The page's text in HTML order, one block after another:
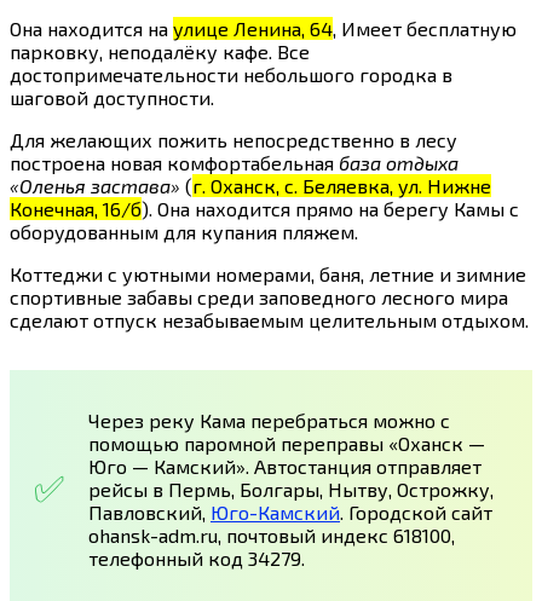
Она находится на улице Ленина, 64, Имеет бесплатную
парковку, неподалёку кафе. Все
достопримечательности небольшого городка в
шаговой доступности.
Для желающих пожить непосредственно в лесу
построена новая комфортабельная база отдыха
«Оленья застава» (г. Оханск, с. Беляевка, ул. Нижне
Конечная, 16/б). Она находится прямо на берегу Камы с
оборудованным для купания пляжем.
Коттеджи с уютными номерами, баня, летние и зимние
спортивные забавы среди заповедного лесного мира
сделают отпуск незабываемым целительным отдыхом.
Через реку Кама перебраться можно с
помощью паромной переправы «Оханск —
Юго — Камский». Автостанция отправляет
рейсы в Пермь, Болгары, Нытву, Острожку,
Павловский, Юго-Камский. Городской сайт
ohansk-adm.ru, почтовый индекс 618100,
телефонный код 34279.